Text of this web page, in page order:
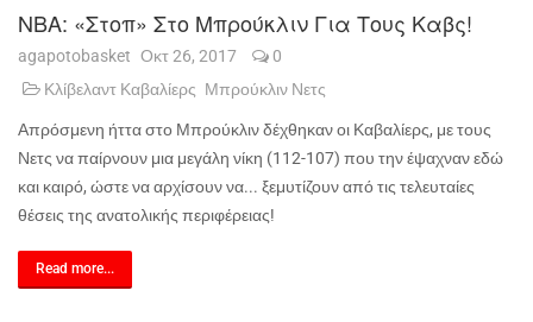
NBA: «Στοπ» Στο Μπρούκλιν Για Τους Καβς!
agapotobasket Οκτ 26, 2017
0
Κλίβελαντ Καβαλίερς Μπρούκλιν Νετς
Απρόσμενη ήττα στο Μπρούκλιν δέχθηκαν οι Καβαλίερς, με τους
Νετς να παίρνουν μια μεγάλη νίκη (112-107) που την έψαχναν εδώ
και καιρό, ώστε να αρχίσουν να... ξεμυτίζουν από τις τελευταίες
θέσεις της ανατολικής περιφέρειας!
Read more...